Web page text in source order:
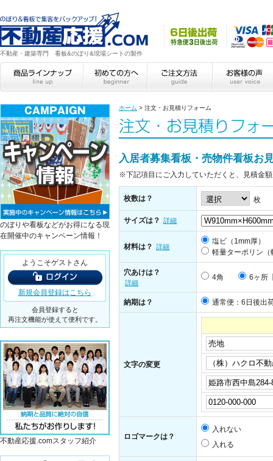
不動産・建築専門 看板&のぼり&現場シートの製作
ホーム > 注文・お見積りフォーム
入居者募集看板・売物件看板お
※下記項目にご入力していただくと、見積金
枚数は？ 枚
サイズは？ 詳細
材料は？ 詳細
塩ビ（1mm厚）
軽量ターポリン（
穴あけは？
詳細
4角 6ヶ所
納期は？ 通常便：6日後出
文字の変更
ロゴマークは？
入れない
入れる
のぼりや看板などがお得になる現
在開催中のキャンペーン情報！
ようこそゲストさん
新規会員登録はこちら
会員登録すると
再注文機能が使えて便利です。
不動産応援.comスタッフ紹介